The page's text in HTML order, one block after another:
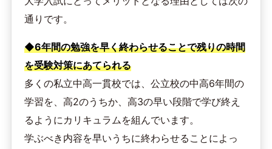
通りです。
◆6年間の勉強を早く終わらせることで残りの時間
を受験対策にあてられる
多くの私立中高一貫校では、公立校の中高6年間の
学習を、高2のうちか、高3の早い段階で学び終え
るようにカリキュラムを組んでいます。
学ぶべき内容を早いうちに終わらせることによっ